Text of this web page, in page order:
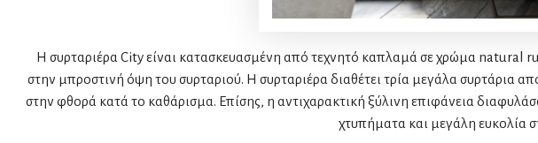
Η συρταριέρα City είναι κατασκευασμένη από τεχνητό καπλαμά σε χρώμα
στην μπροστινή όψη του συρταριού. H συρταριέρα διαθέτει τρία μεγάλα συρτάρια
στην φθορά κατά το καθάρισμα. Επίσης, η αντιχαρακτική ξύλινη επιφάνεια
χτυπήματα και μεγάλη ευκολία